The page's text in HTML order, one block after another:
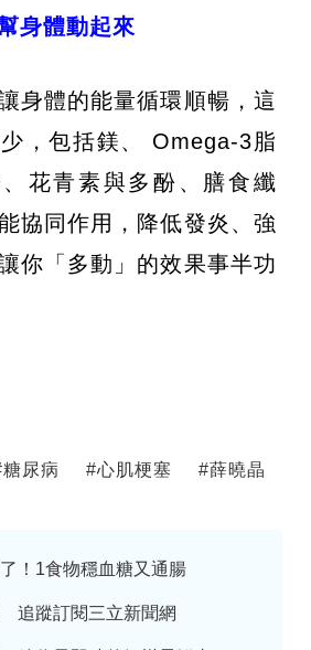
身體動起來
身體的能量循環順暢，這
，包括鎂、 Omega-3脂
花青素與多酚、膳食纖
協同作用，降低發炎、強
你「多動」的效果事半功
糖尿病 #心肌梗塞 #薛曉晶
！1食物穩血糖又通腸
追蹤訂閱三立新聞網